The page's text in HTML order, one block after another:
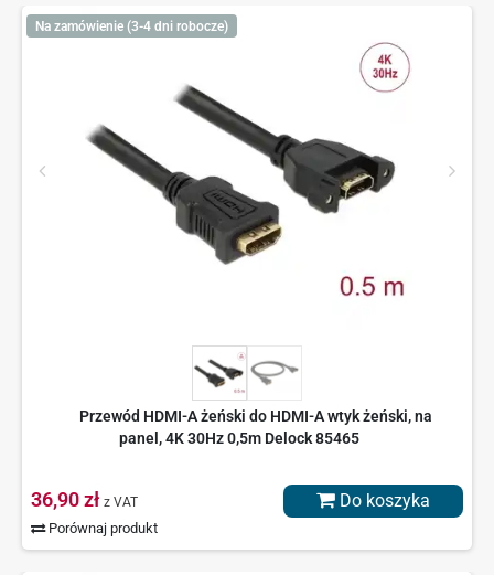
Na zamówienie (3-4 dni robocze)
Przewód HDMI-A żeński do HDMI-A wtyk żeński, na
panel, 4K 30Hz 0,5m Delock 85465
36,90 zł z VAT
Porównaj produkt
Do koszyka